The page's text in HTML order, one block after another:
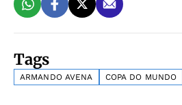
Tags
ARMANDO AVENA COPA DO MUNDO